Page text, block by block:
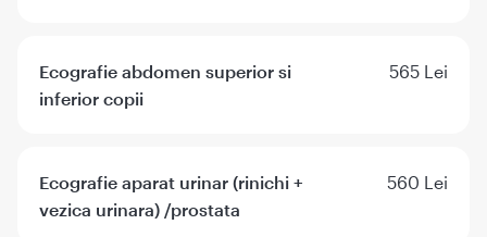
Ecografie abdomen superior si
inferior copii
565 Lei
Ecografie aparat urinar (rinichi +
vezica urinara) /prostata
560 Lei